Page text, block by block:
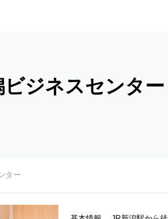
ジネスセンター
ター